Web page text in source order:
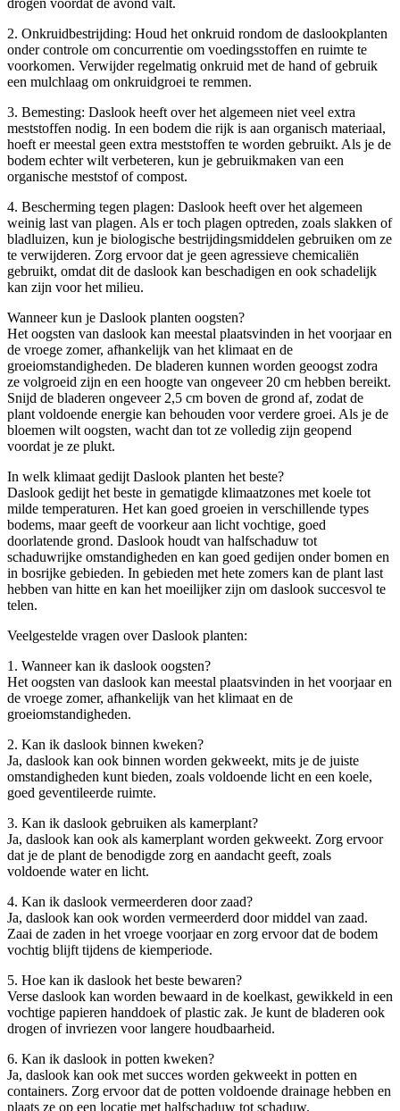
2. Onkruidbestrijding: Houd het onkruid rondom de daslookplanten
onder controle om concurrentie om voedingsstoffen en ruimte te
voorkomen. Verwijder regelmatig onkruid met de hand of gebruik
een mulchlaag om onkruidgroei te remmen.
3. Bemesting: Daslook heeft over het algemeen niet veel extra
meststoffen nodig. In een bodem die rijk is aan organisch materiaal,
hoeft er meestal geen extra meststoffen te worden gebruikt. Als je de
bodem echter wilt verbeteren, kun je gebruikmaken van een
organische meststof of compost.
4. Bescherming tegen plagen: Daslook heeft over het algemeen
weinig last van plagen. Als er toch plagen optreden, zoals slakken of
bladluizen, kun je biologische bestrijdingsmiddelen gebruiken om ze
te verwijderen. Zorg ervoor dat je geen agressieve chemicaliën
gebruikt, omdat dit de daslook kan beschadigen en ook schadelijk
kan zijn voor het milieu.
Wanneer kun je Daslook planten oogsten?
Het oogsten van daslook kan meestal plaatsvinden in het voorjaar en
de vroege zomer, afhankelijk van het klimaat en de
groeiomstandigheden. De bladeren kunnen worden geoogst zodra
ze volgroeid zijn en een hoogte van ongeveer 20 cm hebben bereikt.
Snijd de bladeren ongeveer 2,5 cm boven de grond af, zodat de
plant voldoende energie kan behouden voor verdere groei. Als je de
bloemen wilt oogsten, wacht dan tot ze volledig zijn geopend
voordat je ze plukt.
In welk klimaat gedijt Daslook planten het beste?
Daslook gedijt het beste in gematigde klimaatzones met koele tot
milde temperaturen. Het kan goed groeien in verschillende types
bodems, maar geeft de voorkeur aan licht vochtige, goed
doorlatende grond. Daslook houdt van halfschaduw tot
schaduwrijke omstandigheden en kan goed gedijen onder bomen en
in bosrijke gebieden. In gebieden met hete zomers kan de plant last
hebben van hitte en kan het moeilijker zijn om daslook succesvol te
telen.
Veelgestelde vragen over Daslook planten:
1. Wanneer kan ik daslook oogsten?
Het oogsten van daslook kan meestal plaatsvinden in het voorjaar en
de vroege zomer, afhankelijk van het klimaat en de
groeiomstandigheden.
2. Kan ik daslook binnen kweken?
Ja, daslook kan ook binnen worden gekweekt, mits je de juiste
omstandigheden kunt bieden, zoals voldoende licht en een koele,
goed geventileerde ruimte.
3. Kan ik daslook gebruiken als kamerplant?
Ja, daslook kan ook als kamerplant worden gekweekt. Zorg ervoor
dat je de plant de benodigde zorg en aandacht geeft, zoals
voldoende water en licht.
4. Kan ik daslook vermeerderen door zaad?
Ja, daslook kan ook worden vermeerderd door middel van zaad.
Zaai de zaden in het vroege voorjaar en zorg ervoor dat de bodem
vochtig blijft tijdens de kiemperiode.
5. Hoe kan ik daslook het beste bewaren?
Verse daslook kan worden bewaard in de koelkast, gewikkeld in een
vochtige papieren handdoek of plastic zak. Je kunt de bladeren ook
drogen of invriezen voor langere houdbaarheid.
6. Kan ik daslook in potten kweken?
Ja, daslook kan ook met succes worden gekweekt in potten en
containers. Zorg ervoor dat de potten voldoende drainage hebben en
plaats ze op een locatie met halfschaduw tot schaduw.